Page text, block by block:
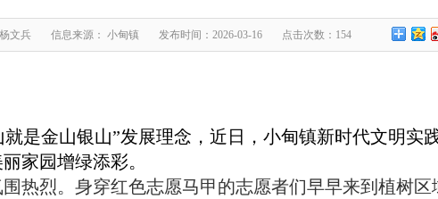
文兵 信息来源： 小甸镇 发布时间：2026-03-16 点击次数：154
是金山银山”发展理念，近日，小甸镇新时代文明实
家园增绿添彩。
热烈。身穿红色志愿马甲的志愿者们早早来到植树区